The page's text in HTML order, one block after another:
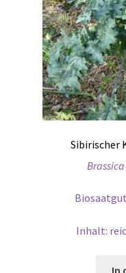
Sibirischer
Inhalt:
In